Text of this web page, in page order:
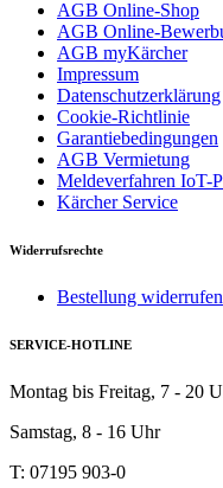
AGB Online-Shop
AGB Online-
AGB myKärcher
Impressum
Datenschutzerklärung
Cookie-Richtlinie
Garantiebedingungen
AGB Vermietung
Meldeverfahren IoT-
Kärcher Service
Widerrufsrechte
Bestellung widerrufen
SERVICE-HOTLINE
Montag bis Freitag, 7 - 20
Samstag, 8 - 16 Uhr
T: 07195 903-0